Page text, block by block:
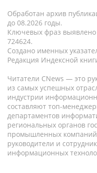
Обработан архив
до 08.2026 годы.
Ключевых фраз выявлено
724624.
Создано именных
Редакция Индексной
Читатели CNews — это
из самых успешных
индустрии
составляют топ-
департаментов
региональных органов
промышленных
руководители и
информационных